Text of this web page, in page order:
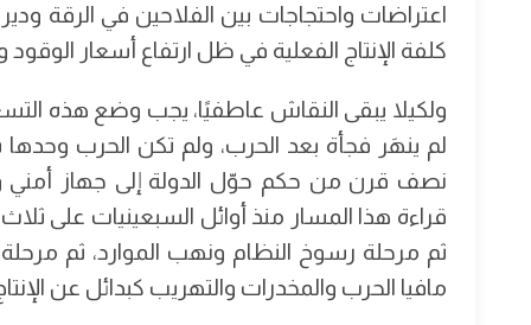
اعتراضات واحتجاجات بين الفلاحين في الرقة
كلفة الإنتاج الفعلية في ظل ارتفاع أسعار الوقود
ولكيلا يبقى النقاش عاطفيًا، يجب وضع هذه
لم ينهَر فجأة بعد الحرب، ولم تكن الحرب
نصف قرن من حكم حوّل الدولة إلى جهاز أمني
قراءة هذا المسار منذ أوائل السبعينيات على
مافيا الحرب والمخدرات والتهريب كبدائل عن